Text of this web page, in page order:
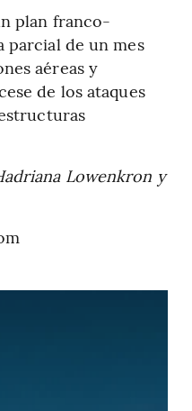
plan franco-
parcial de un mes
aéreas y
de los ataques
Lowenkron y